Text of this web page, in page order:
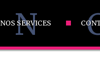
N
NOS SERVICES